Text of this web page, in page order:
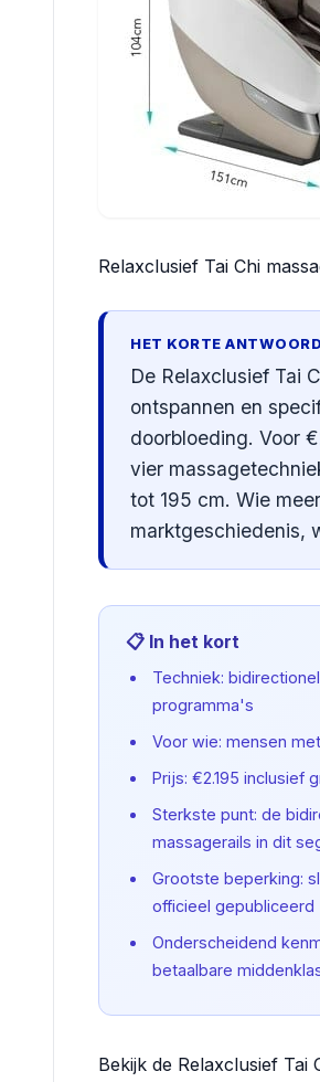
Relaxclusief Tai Chi
HET KORTE ANTWOORD
De Relaxclusief Tai
ontspannen en
doorbloeding. Voor
vier
tot 195 cm. Wie
marktgeschiedenis,
📋 In het kort
Techniek:
programma's
Voor wie: mensen
Prijs: €2.195 inclusief
Sterkste punt: de
massagerails in dit
Grootste beperking:
officieel gepubliceerd
Onderscheidend
betaalbare
Bekijk de Relaxclusief Tai